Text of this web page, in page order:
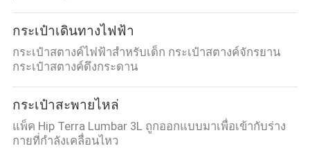
กระเป๋าเดินทางไฟฟ้า
กระเป๋าสตางค์ไฟฟ้าสําหรับเด็ก กระเป๋าสตางค์จักรยาน
กระเป๋าสตางค์ดึงกระดาน
กระเป๋าสะพายไหล่
แพ็ค Hip Terra Lumbar 3L ถูกออกแบบมาเพื่อเข้ากับร่าง
กายที่กําลังเคลื่อนไหว